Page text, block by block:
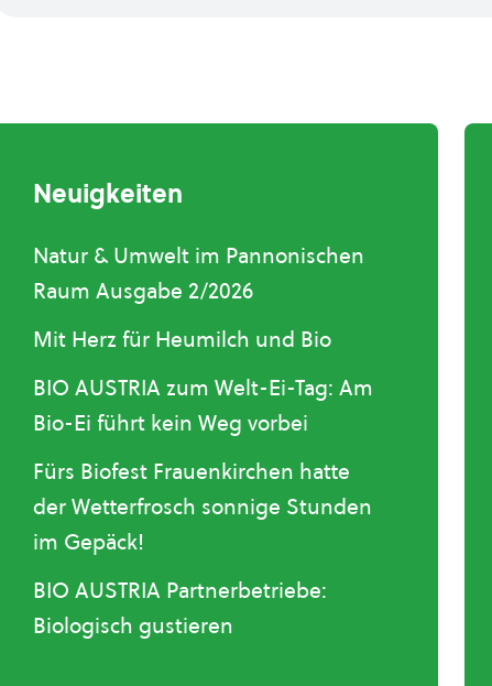
Neuigkeiten
Natur & Umwelt im Pannonischen
Raum Ausgabe 2/2026
Mit Herz für Heumilch und Bio
BIO AUSTRIA zum Welt-Ei-Tag: Am
Bio-Ei führt kein Weg vorbei
Fürs Biofest Frauenkirchen hatte
der Wetterfrosch sonnige Stunden
im Gepäck!
BIO AUSTRIA Partnerbetriebe:
Biologisch gustieren